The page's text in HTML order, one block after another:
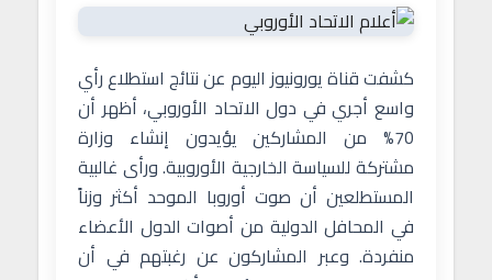
كشفت قناة يورونيوز اليوم عن نتائج استطلاع رأي
واسع أجري في دول الاتحاد الأوروبي، أظهر أن
70% من المشاركين يؤيدون إنشاء وزارة
مشتركة للسياسة الخارجية الأوروبية. ورأى غالبية
المستطلعين أن صوت أوروبا الموحد أكثر وزناً
في المحافل الدولية من أصوات الدول الأعضاء
منفردة. وعبر المشاركون عن رغبتهم في أن